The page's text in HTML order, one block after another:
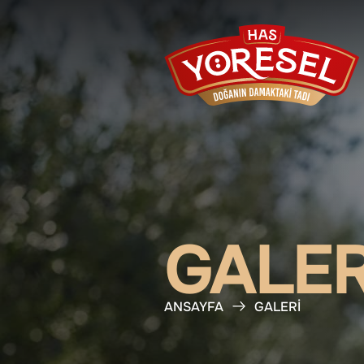
ANSAYFA GALERI